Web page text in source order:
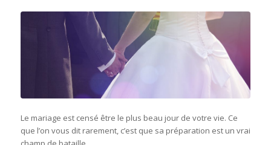
Le mariage est censé être le plus beau jour de votre vie. Ce
que l’on vous dit rarement, c’est que sa préparation est un vrai